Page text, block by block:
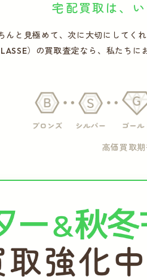
宅配買取は、
んと見極めて、次に大切にしてく
）の買取査定なら、私たち
高価買取